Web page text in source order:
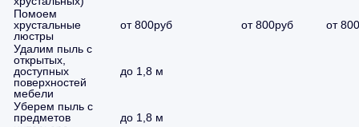
Помоем
хрустальные
люстры
от 800руб от 800руб
от
Удалим пыль с
открытых,
доступных
поверхностей
мебели
до 1,8 м
Уберем пыль с
предметов
до 1,8 м